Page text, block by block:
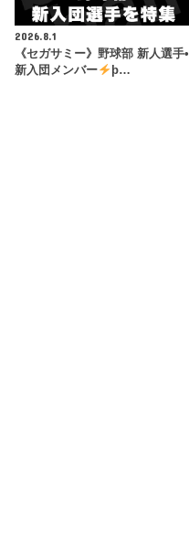
2026.8.1
《セガサミー》野球部 新人選手•
新入団メンバー
þ…